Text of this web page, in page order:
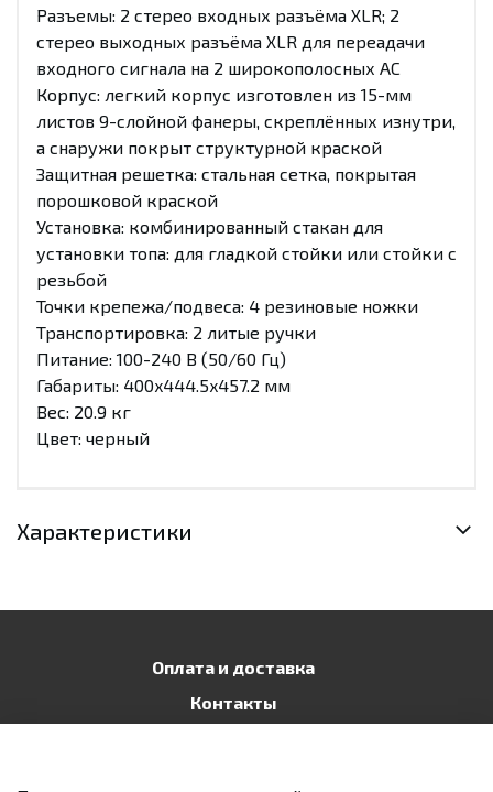
Разъемы: 2 стерео входных разъёма XLR; 2
стерео выходных разъёма XLR для переадачи
входного сигнала на 2 широкополосных АС
Корпус: легкий корпус изготовлен из 15-мм
листов 9-слойной фанеры, скреплённых изнутри,
а снаружи покрыт структурной краской
Защитная решетка: стальная сетка, покрытая
порошковой краской
Установка: комбинированный стакан для
установки топа: для гладкой стойки или стойки с
резьбой
Точки крепежа/подвеса: 4 резиновые ножки
Транспортировка: 2 литые ручки
Питание: 100-240 В (50/60 Гц)
Габариты: 400x444.5x457.2 мм
Вес: 20.9 кг
Цвет: черный
Характеристики
Оплата и доставка
Контакты